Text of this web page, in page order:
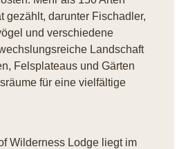
gezählt, darunter Fischadler,
und verschiedene
Landschaft
Felsplateaus und Gärten
für eine vielfältige
Wilderness Lodge liegt im